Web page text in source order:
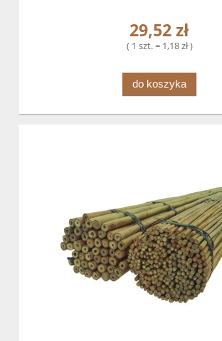
29,52 zł
( 1 szt. = 1,18 zł )
do koszyka